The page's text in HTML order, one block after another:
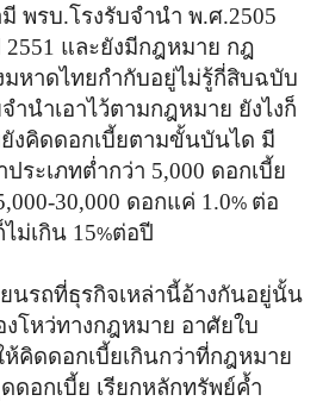
พรบ.โรงรับจำนำ พ.ศ.2505
และยังมีกฎหมาย กฎ
มหาดไทยกำกับอยู่ไม่รู้กี่สิบฉบับ
ำนำเอาไว้ตามกฎหมาย ยังไงก็
งคิดดอกเบี้ยตามขั้นบันได มี
ระเภทต่ำกว่า 5,000 ดอกเบี้ย
30,000 ดอกแค่ 1.0% ต่อ
ม่เกิน 15%ต่อปี
นรถที่ธุรกิจเหล่านี้อ้างกันอยู่นั้น
โหว่ทางกฎหมาย อาศัยใบ
คิดดอกเบี้ยเกินกว่าที่กฎหมาย
อกเบี้ย เรียกหลักทรัพย์ค้ำ